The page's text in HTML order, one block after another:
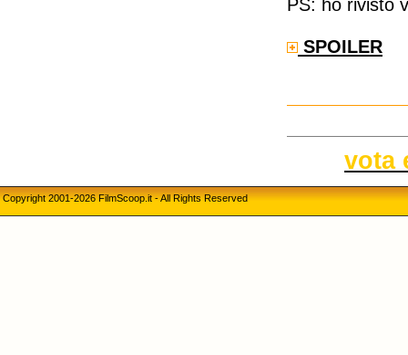
PS: ho rivisto
SPOILER
vota
Copyright 2001-2026 FilmScoop.it - All Rights Reserved